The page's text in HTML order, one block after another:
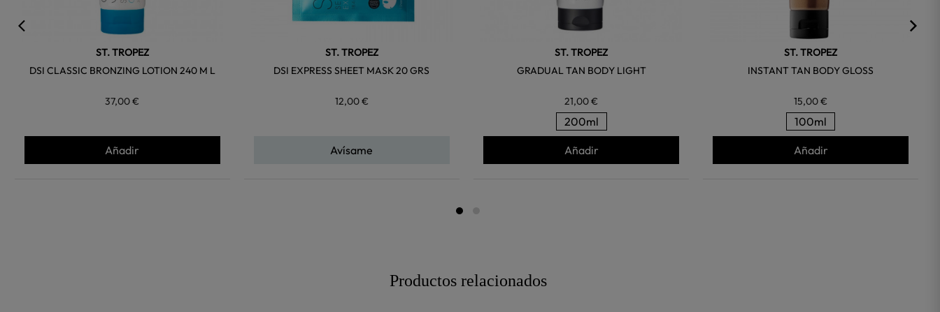
ST. TROPEZ
DSI CLASSIC BRONZING LOTION 240 M L
37,00 €
Añadir
ST. TROPEZ
DSI EXPRESS SHEET MASK 20 GRS
12,00 €
Avísame
ST. TROPEZ
GRADUAL TAN BODY LIGHT
21,00 €
200ml
Añadir
ST. TROPEZ
INSTANT TAN BODY GLOSS
15,00 €
100ml
Añadir
Productos relacionados